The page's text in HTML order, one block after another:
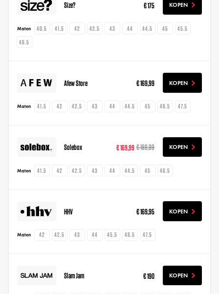
Size? € 175 KOPEN
Maten 40.5 41.5 42 42.5 43 44 44.5 45
45.5
46.5
Afew Store € 169,99 KOPEN
Maten 41.5 42 42.5 43 44 44.5 45 46.5 47.5
Solebox € 169,99 € 189,99 KOPEN
Maten 41.5 42 42.5 43 44 44.5 45 46.5
HHV € 169,95 KOPEN
Maten 42 42.5 43 44 45.5 46.5 47.5
Slam Jam € 190 KOPEN